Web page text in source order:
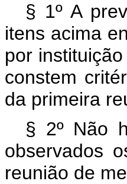
§ 1º A
itens acima
por
constem
da primeira
§ 2º Não
observados
reunião de